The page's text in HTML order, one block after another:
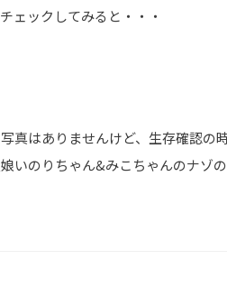
ェックしてみると・・・
真はありませんけど、生存確認の
いのりちゃん&みこちゃんのナゾ